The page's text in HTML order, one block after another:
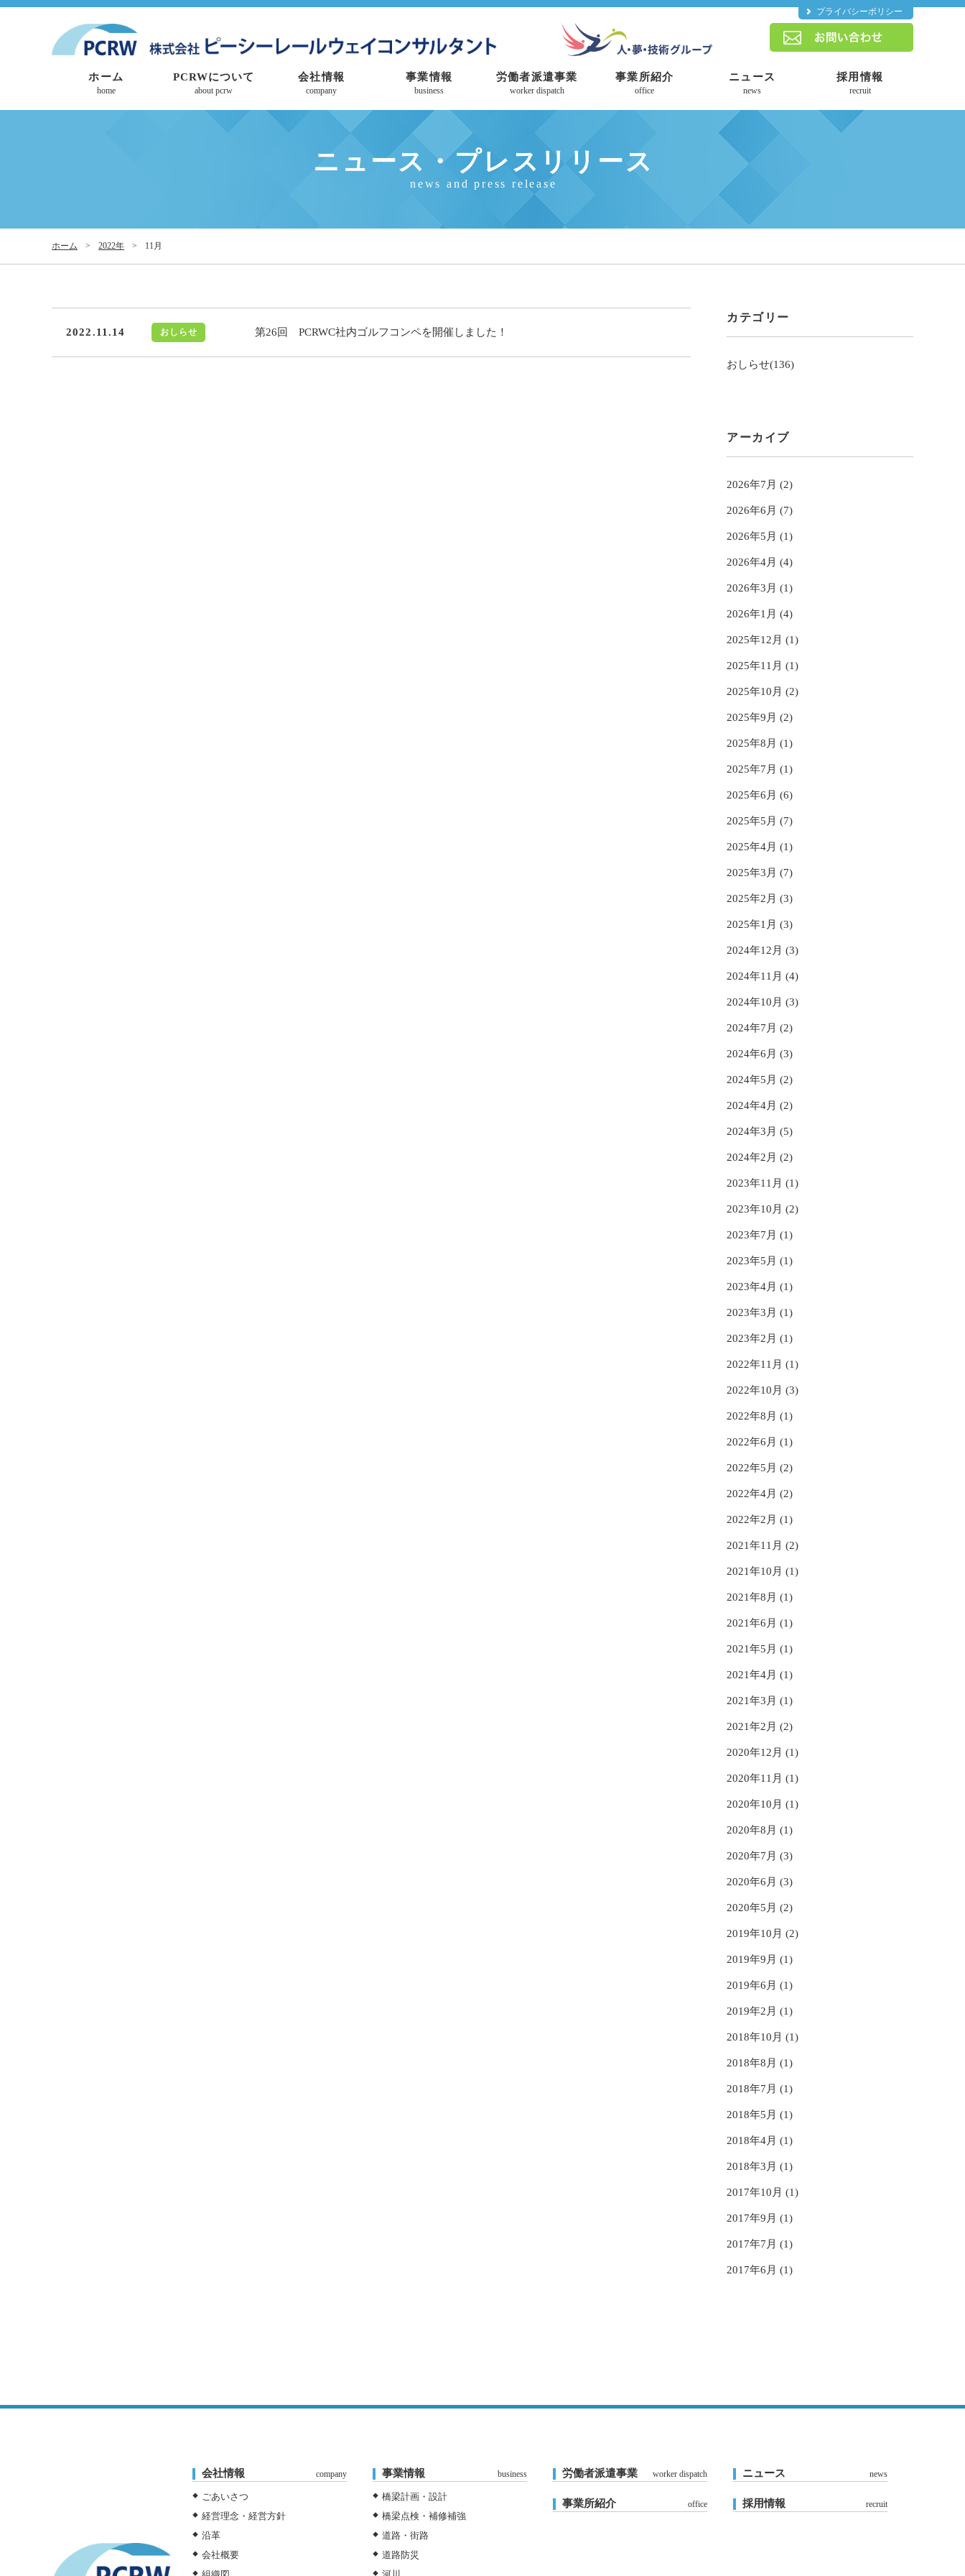
プライバシーポリシー
ホーム
home
PCRWについて
about pcrw
会社情報
company
事業情報
business
労働者派遣事業
worker dispatch
事業所紹介
office
ニュース
news
採用情報
recruit
ニュース・プレスリリース
news and press release
ホーム > 2022年 > 11月
2022.11.14 おしらせ 第26回 PCRWC社内ゴルフコンペを開催しました！
カテゴリー
おしらせ(136)
アーカイブ
2026年7月 (2)
2026年6月 (7)
2026年5月 (1)
2026年4月 (4)
2026年3月 (1)
2026年1月 (4)
2025年12月 (1)
2025年11月 (1)
2025年10月 (2)
2025年9月 (2)
2025年8月 (1)
2025年7月 (1)
2025年6月 (6)
2025年5月 (7)
2025年4月 (1)
2025年3月 (7)
2025年2月 (3)
2025年1月 (3)
2024年12月 (3)
2024年11月 (4)
2024年10月 (3)
2024年7月 (2)
2024年6月 (3)
2024年5月 (2)
2024年4月 (2)
2024年3月 (5)
2024年2月 (2)
2023年11月 (1)
2023年10月 (2)
2023年7月 (1)
2023年5月 (1)
2023年4月 (1)
2023年3月 (1)
2023年2月 (1)
2022年11月 (1)
2022年10月 (3)
2022年8月 (1)
2022年6月 (1)
2022年5月 (2)
2022年4月 (2)
2022年2月 (1)
2021年11月 (2)
2021年10月 (1)
2021年8月 (1)
2021年6月 (1)
2021年5月 (1)
2021年4月 (1)
2021年3月 (1)
2021年2月 (2)
2020年12月 (1)
2020年11月 (1)
2020年10月 (1)
2020年8月 (1)
2020年7月 (3)
2020年6月 (3)
2020年5月 (2)
2019年10月 (2)
2019年9月 (1)
2019年6月 (1)
2019年2月 (1)
2018年10月 (1)
2018年8月 (1)
2018年7月 (1)
2018年5月 (1)
2018年4月 (1)
2018年3月 (1)
2017年10月 (1)
2017年9月 (1)
2017年7月 (1)
2017年6月 (1)
会社情報 company
ごあいさつ
経営理念・経営方針
沿革
会社概要
事業情報 business
橋梁計画・設計
橋梁点検・補修補強
道路・街路
道路防災
労働者派遣事業 worker dispatch
事業所紹介 office
ニュース news
採用情報 recruit